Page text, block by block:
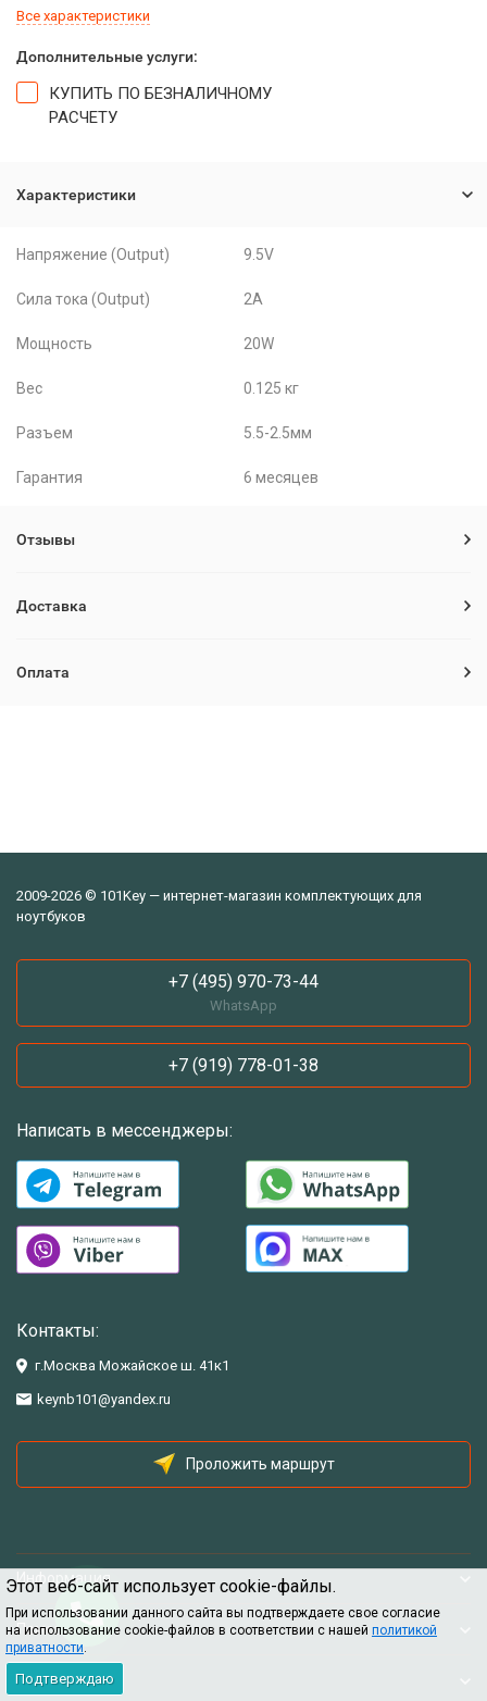
Этот веб-сайт использует cookie-файлы.
При использовании данного сайта вы подтверждаете свое согласие
на использование cookie-файлов в соответствии с нашей политикой
приватности.
Подтверждаю
Все характеристики
Дополнительные услуги:
КУПИТЬ ПО БЕЗНАЛИЧНОМУ
РАСЧЕТУ
Характеристики
Напряжение (Output) 9.5V
Сила тока (Output) 2A
Мощность 20W
Вес 0.125 кг
Разъем 5.5-2.5мм
Гарантия 6 месяцев
Отзывы
Доставка
Оплата
2009-2026 © 101Key — интернет-магазин комплектующих для
ноутбуков
+7 (495) 970-73-44
WhatsApp
+7 (919) 778-01-38
Написать в мессенджеры:
Контакты:
г.Москва Можайское ш. 41к1
keynb101@yandex.ru
Проложить маршрут
Информация
Помощь
Информация